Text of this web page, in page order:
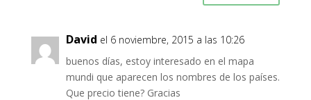
David el 6 noviembre, 2015 a las 10:26
buenos días, estoy interesado en el mapa
mundi que aparecen los nombres de los países.
Que precio tiene? Gracias